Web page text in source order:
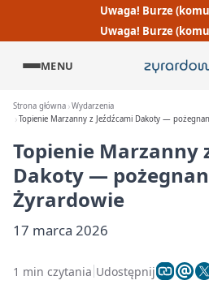
Uwaga! Burze
Uwaga! Burze
MENU
Strona główna Wydarzenia
Topienie Marzanny z Jeźdźcami Dakoty —
Topienie Marzanny
Dakoty —
Żyrardowie
17 marca 2026
1 min czytania Udostępnij